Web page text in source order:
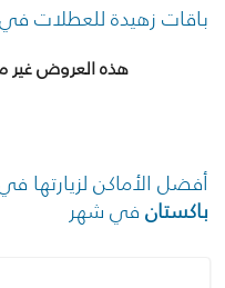
باقات زهيدة للعطلات
هذه العروض غير
أفضل الأماكن لزيارتها
باكستان في شهر